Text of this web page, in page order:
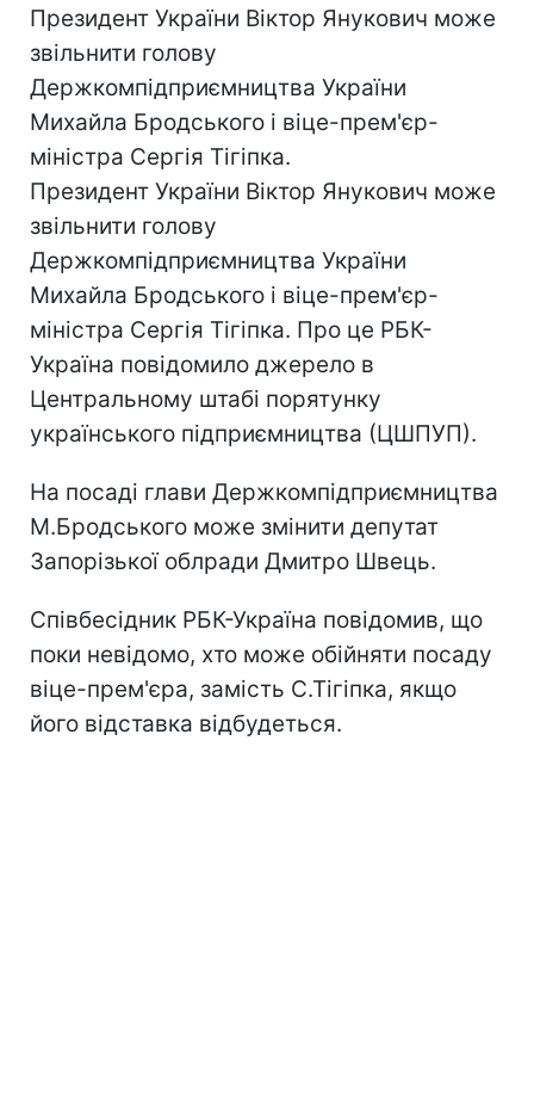
Президент України Віктор Янукович може
звільнити голову
Держкомпідприємництва України
Михайла Бродського і віце-прем'єр-
міністра Сергія Тігіпка.
Президент України Віктор Янукович може
звільнити голову
Держкомпідприємництва України
Михайла Бродського і віце-прем'єр-
міністра Сергія Тігіпка. Про це РБК-
Україна повідомило джерело в
Центральному штабі порятунку
українського підприємництва (ЦШПУП).
На посаді глави Держкомпідприємництва
М.Бродського може змінити депутат
Запорізької облради Дмитро Швець.
Співбесідник РБК-Україна повідомив, що
поки невідомо, хто може обійняти посаду
віце-прем'єра, замість С.Тігіпка, якщо
його відставка відбудеться.